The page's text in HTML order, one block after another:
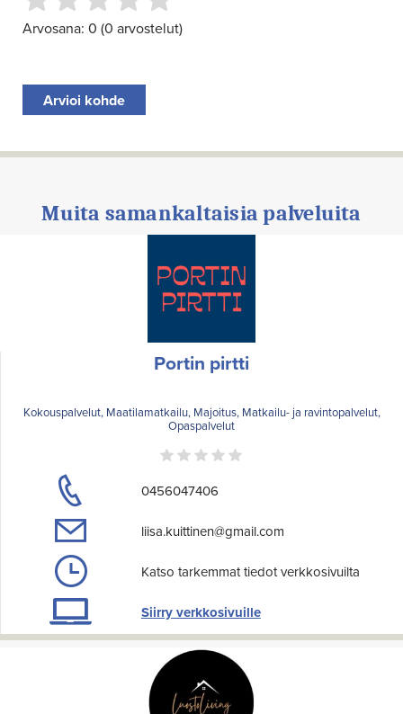
Arvosana: 0 (0 arvostelut)
Arvioi kohde
Muita samankaltaisia palveluita
Portin pirtti
Kokouspalvelut, Maatilamatkailu, Majoitus, Matkailu- ja ravintopalvelut,
Opaspalvelut
0456047406
liisa.kuittinen@gmail.com
Katso tarkemmat tiedot verkkosivuilta
Siirry verkkosivuille